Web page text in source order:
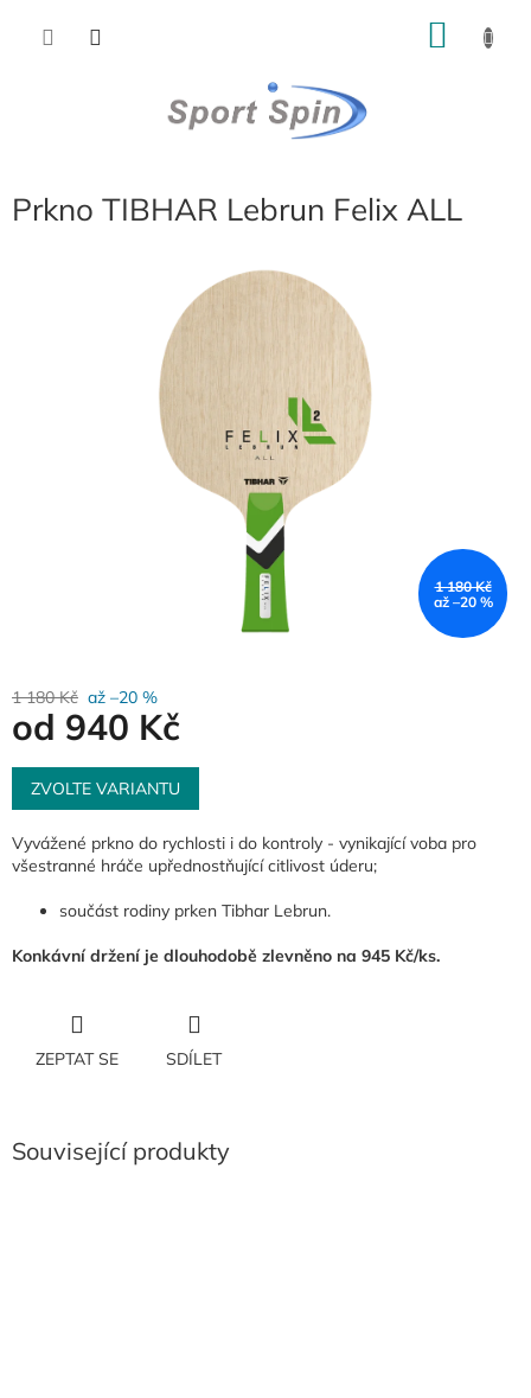
Prkno TIBHAR Lebrun Felix ALL
1 180 Kč
až –20 %
1 180 Kč až –20 %
od 940 Kč
Měrná
cena:
ZVOLTE VARIANTU
Vyvážené prkno do rychlosti i do kontroly - vynikající voba pro
všestranné hráče upřednostňující citlivost úderu;
součást rodiny prken Tibhar Lebrun.
Konkávní držení je dlouhodobě zlevněno na 945 Kč/ks.
ZEPTAT SE SDÍLET
Související produkty